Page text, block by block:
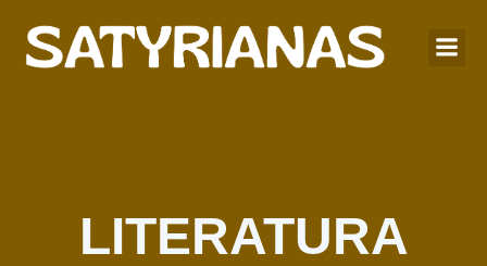
LITERATURA